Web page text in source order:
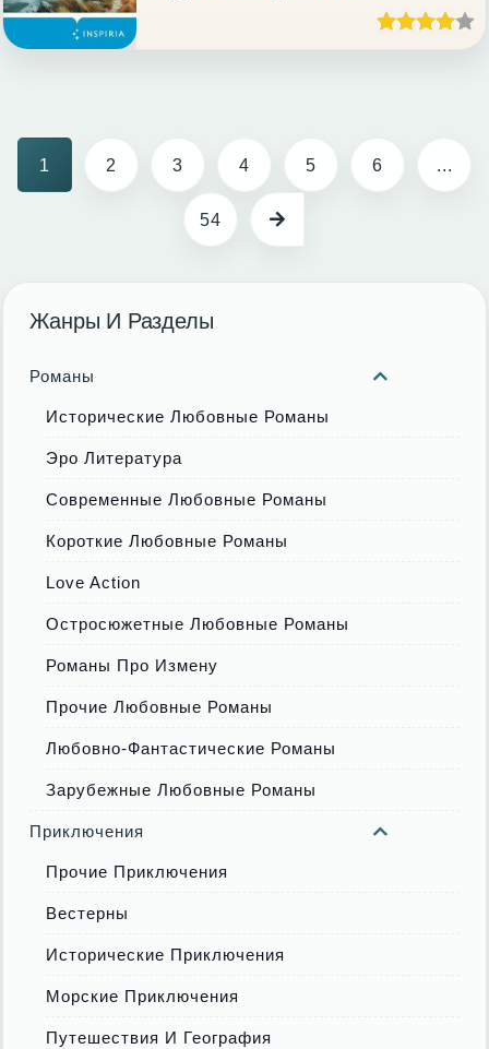
1 2 3 4 5 6 ...
54
Жанры И Разделы
Романы
Исторические Любовные Романы
Эро Литература
Современные Любовные Романы
Короткие Любовные Романы
Love Action
Остросюжетные Любовные Романы
Романы Про Измену
Прочие Любовные Романы
Любовно-Фантастические Романы
Зарубежные Любовные Романы
Приключения
Прочие Приключения
Вестерны
Исторические Приключения
Морские Приключения
Путешествия И География